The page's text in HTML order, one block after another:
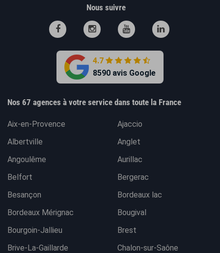
Nous suivre
4.7
8590 avis Google
Nos 67 agences à votre service dans toute la France
Aix-en-Provence
Ajaccio
Albertville
Anglet
Angoulême
Aurillac
Belfort
Bergerac
Besançon
Bordeaux lac
Bordeaux Mérignac
Bougival
Bourgoin-Jallieu
Brest
Brive-La-Gaillarde
Chalon-sur-Saône